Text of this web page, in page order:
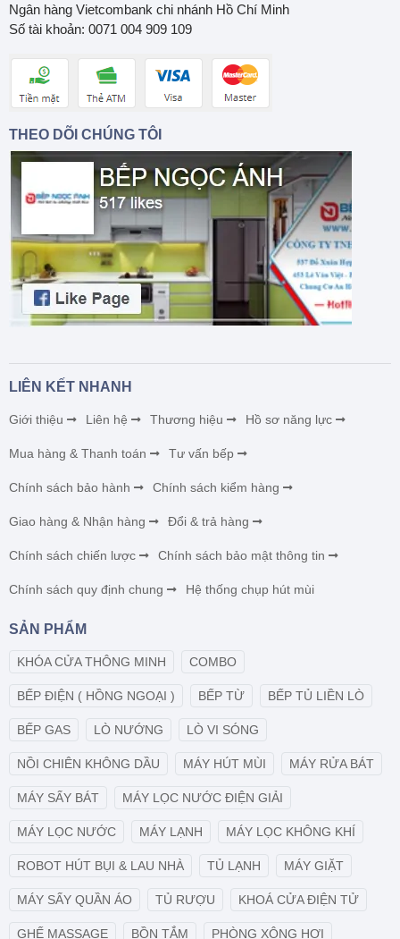
Ngân hàng Vietcombank chi nhánh Hồ Chí Minh
Số tài khoản: 0071 004 909 109
THEO DÕI CHÚNG TÔI
LIÊN KẾT NHANH
Giới thiệu Liên hệ Thương hiệu Hồ sơ năng lực
Mua hàng & Thanh toán Tư vấn bếp
Chính sách bảo hành Chính sách kiểm hàng
Giao hàng & Nhận hàng Đổi & trả hàng
Chính sách chiến lược Chính sách bảo mật thông tin
Chính sách quy định chung Hệ thống chụp hút mùi
SẢN PHẨM
KHÓA CỬA THÔNG MINH COMBO
BẾP ĐIỆN ( HỒNG NGOẠI ) BẾP TỪ BẾP TỦ LIỀN LÒ
BẾP GAS LÒ NƯỚNG LÒ VI SÓNG
NỒI CHIÊN KHÔNG DẦU MÁY HÚT MÙI MÁY RỬA BÁT
MÁY SẤY BÁT MÁY LỌC NƯỚC ĐIỆN GIẢI
MÁY LỌC NƯỚC MÁY LẠNH MÁY LỌC KHÔNG KHÍ
ROBOT HÚT BỤI & LAU NHÀ TỦ LẠNH MÁY GIẶT
MÁY SẤY QUẦN ÁO TỦ RƯỢU KHOÁ CỬA ĐIỆN TỬ
GHẾ MASSAGE BỒN TẮM PHÒNG XÔNG HƠI